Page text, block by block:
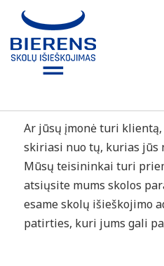
SKOLŲ
Ar jūsų įmonė turi
skiriasi nuo tų, kurias jūs
Mūsų teisininkai turi
atsiųsite mums skolos
esame skolų išieškojimo
patirties, kuri jums gali